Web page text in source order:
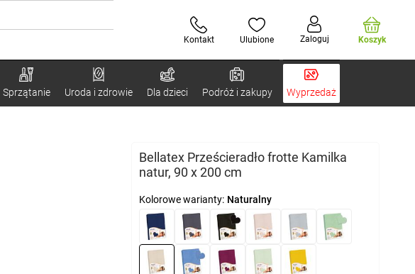
Kontakt Ulubione Zaloguj Koszyk
Sprzątanie Uroda i zdrowie Dla dzieci Podróż i zakupy Wyprzedaż
Bellatex Prześcieradło frotte Kamilka
natur, 90 x 200 cm
Kolorowe warianty: Naturalny